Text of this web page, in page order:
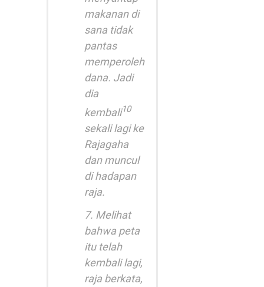
makanan di
sana tidak
pantas
memperoleh
dana. Jadi
dia
kembali10
sekali lagi ke
Rajagaha
dan muncul
di hadapan
raja.
7. Melihat
bahwa peta
itu telah
kembali lagi,
raja berkata,